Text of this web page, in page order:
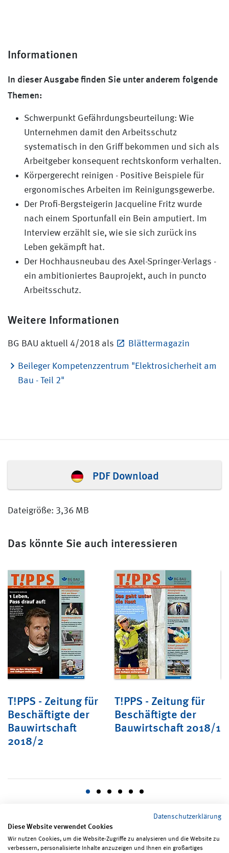
Informationen
In dieser Ausgabe finden Sie unter anderem folgende
Themen:
Schwerpunkt Gefährdungsbeurteilung: Wie
Unternehmen damit den Arbeitsschutz
systematisch in den Griff bekommen und sich als
Arbeitgeber konsequent rechtskonform verhalten.
Körpergerecht reinigen - Positive Beispiele für
ergonomisches Arbeiten im Reinigungsgewerbe.
Der Profi-Bergsteigerin Jacqueline Fritz wurde
nach einem Sportunfall ein Bein amputiert. Im
Interview erzählt sie, wie sie sich zurück ins
Leben gekämpft hat.
Der Hochhausneubau des Axel-Springer-Verlags -
ein ambitioniertes Bauprojekt, auch in puncto
Arbeitsschutz.
Weitere Informationen
BG BAU aktuell 4/2018 als Blättermagazin
Beileger Kompetenzzentrum "Elektrosicherheit am
Bau - Teil 2"
PDF Download
Dateigröße: 3,36 MB
Das könnte Sie auch interessieren
T!PPS - Zeitung für
Beschäftigte der
Bauwirtschaft
2018/2
T!PPS - Zeitung für
Beschäftigte der
Bauwirtschaft 2018/1
Seite teilen Seite drucken
Datenschutzerklärung
Diese Website verwendet Cookies
Wir nutzen Cookies, um die Website-Zugriffe zu analysieren und die Website zu
verbessern, personalisierte Inhalte anzuzeigen und Ihnen ein großartiges